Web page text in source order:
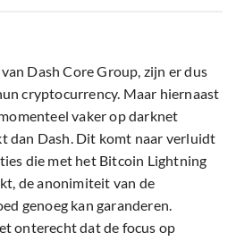
Dash Core Group, zijn er dus
cryptocurrency. Maar hiernaast
vaker op darknet
dan Dash. Dit komt naar verluidt
die met het Bitcoin Lightning
de anonimiteit van de
genoeg kan garanderen.
onterecht dat de focus op